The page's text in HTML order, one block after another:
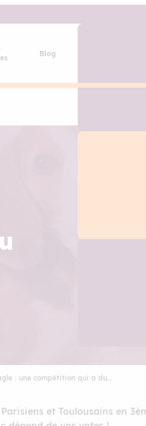
Blog
: une compétition qui a du…
et Toulousains en